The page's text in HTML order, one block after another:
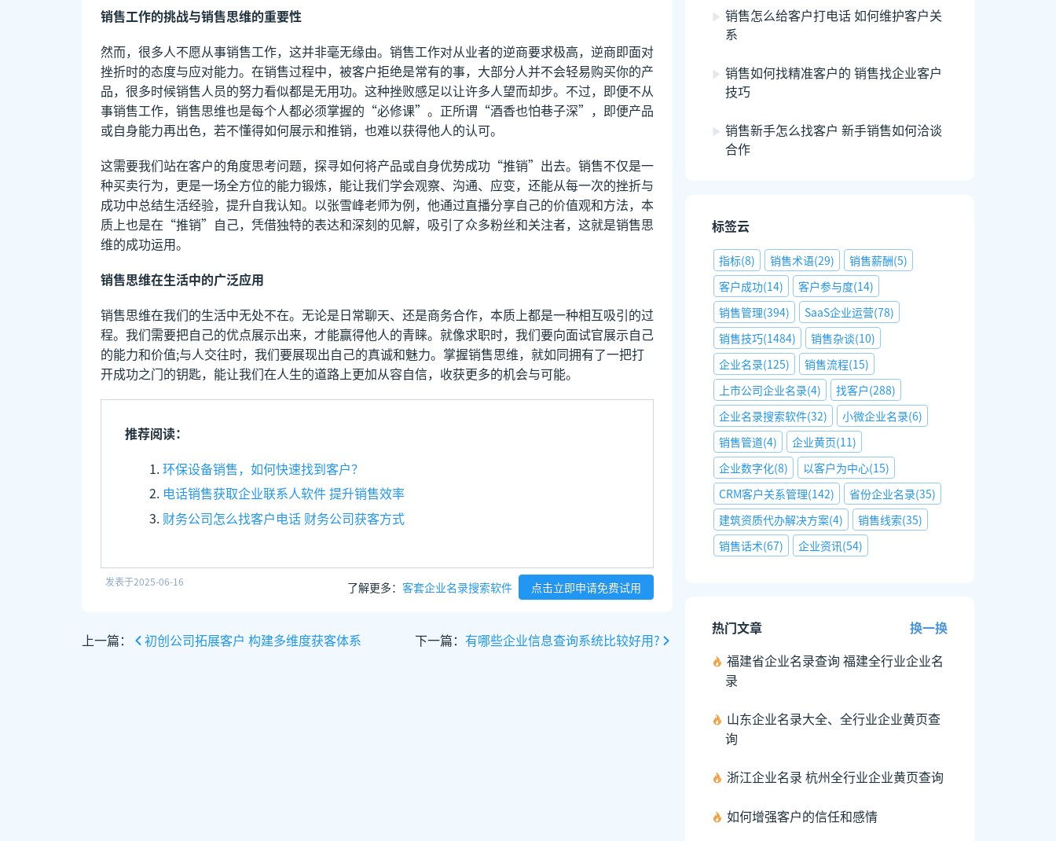
销售工作的挑战与销售思维的重要性
然而，很多人不愿从事销售工作，这并非毫无缘由。销售工作对从业者的逆商要求极高，逆商即面对
挫折时的态度与应对能力。在销售过程中，被客户拒绝是常有的事，大部分人并不会轻易购买你的产
品，很多时候销售人员的努力看似都是无用功。这种挫败感足以让许多人望而却步。不过，即便不从
事销售工作，销售思维也是每个人都必须掌握的“必修课”。正所谓“酒香也怕巷子深”，即便产品
或自身能力再出色，若不懂得如何展示和推销，也难以获得他人的认可。
这需要我们站在客户的角度思考问题，探寻如何将产品或自身优势成功“推销”出去。销售不仅是一
种买卖行为，更是一场全方位的能力锻炼，能让我们学会观察、沟通、应变，还能从每一次的挫折与
成功中总结生活经验，提升自我认知。以张雪峰老师为例，他通过直播分享自己的价值观和方法，本
质上也是在“推销”自己，凭借独特的表达和深刻的见解，吸引了众多粉丝和关注者，这就是销售思
维的成功运用。
销售思维在生活中的广泛应用
销售思维在我们的生活中无处不在。无论是日常聊天、还是商务合作，本质上都是一种相互吸引的过
程。我们需要把自己的优点展示出来，才能赢得他人的青睐。就像求职时，我们要向面试官展示自己
的能力和价值;与人交往时，我们要展现出自己的真诚和魅力。掌握销售思维，就如同拥有了一把打
开成功之门的钥匙，能让我们在人生的道路上更加从容自信，收获更多的机会与可能。
推荐阅读：
环保设备销售，如何快速找到客户？
电话销售获取企业联系人软件 提升销售效率
财务公司怎么找客户电话 财务公司获客方式
发表于2025-06-16 了解更多： 客套企业名录搜索软件 点击立即申请免费试用
上一篇： 初创公司拓展客户 构建多维度获客体系 下一篇： 有哪些企业信息查询系统比较好用?
销售怎么给客户打电话 如何维护客户关
系
销售如何找精准客户的 销售找企业客户
技巧
销售新手怎么找客户 新手销售如何洽谈
合作
标签云
指标(8) 销售术语(29) 销售薪酬(5)
客户成功(14) 客户参与度(14)
销售管理(394) SaaS企业运营(78)
销售技巧(1484) 销售杂谈(10)
企业名录(125) 销售流程(15)
上市公司企业名录(4) 找客户(288)
企业名录搜索软件(32) 小微企业名录(6)
销售管道(4) 企业黄页(11)
企业数字化(8) 以客户为中心(15)
CRM客户关系管理(142) 省份企业名录(35)
建筑资质代办解决方案(4) 销售线索(35)
销售话术(67) 企业资讯(54)
热门文章
换一换
福建省企业名录查询 福建全行业企业名
录
山东企业名录大全、全行业企业黄页查
询
浙江企业名录 杭州全行业企业黄页查询
如何增强客户的信任和感情